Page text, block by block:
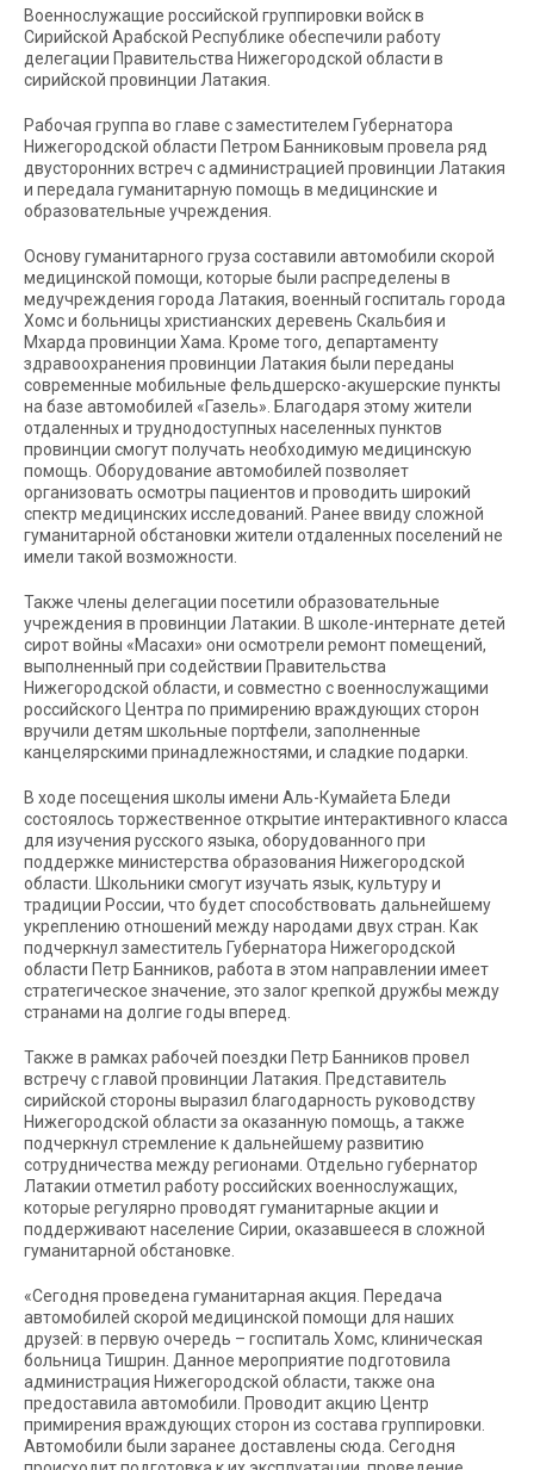
Военнослужащие российской группировки войск в
Сирийской Арабской Республике обеспечили работу
делегации Правительства Нижегородской области в
сирийской провинции Латакия.
Рабочая группа во главе с заместителем Губернатора
Нижегородской области Петром Банниковым провела ряд
двусторонних встреч с администрацией провинции Латакия
и передала гуманитарную помощь в медицинские и
образовательные учреждения.
Основу гуманитарного груза составили автомобили скорой
медицинской помощи, которые были распределены в
медучреждения города Латакия, военный госпиталь города
Хомс и больницы христианских деревень Скальбия и
Мхарда провинции Хама. Кроме того, департаменту
здравоохранения провинции Латакия были переданы
современные мобильные фельдшерско-акушерские пункты
на базе автомобилей «Газель». Благодаря этому жители
отдаленных и труднодоступных населенных пунктов
провинции смогут получать необходимую медицинскую
помощь. Оборудование автомобилей позволяет
организовать осмотры пациентов и проводить широкий
спектр медицинских исследований. Ранее ввиду сложной
гуманитарной обстановки жители отдаленных поселений не
имели такой возможности.
Также члены делегации посетили образовательные
учреждения в провинции Латакии. В школе-интернате детей
сирот войны «Масахи» они осмотрели ремонт помещений,
выполненный при содействии Правительства
Нижегородской области, и совместно с военнослужащими
российского Центра по примирению враждующих сторон
вручили детям школьные портфели, заполненные
канцелярскими принадлежностями, и сладкие подарки.
В ходе посещения школы имени Аль-Кумайета Бледи
состоялось торжественное открытие интерактивного класса
для изучения русского языка, оборудованного при
поддержке министерства образования Нижегородской
области. Школьники смогут изучать язык, культуру и
традиции России, что будет способствовать дальнейшему
укреплению отношений между народами двух стран. Как
подчеркнул заместитель Губернатора Нижегородской
области Петр Банников, работа в этом направлении имеет
стратегическое значение, это залог крепкой дружбы между
странами на долгие годы вперед.
Также в рамках рабочей поездки Петр Банников провел
встречу с главой провинции Латакия. Представитель
сирийской стороны выразил благодарность руководству
Нижегородской области за оказанную помощь, а также
подчеркнул стремление к дальнейшему развитию
сотрудничества между регионами. Отдельно губернатор
Латакии отметил работу российских военнослужащих,
которые регулярно проводят гуманитарные акции и
поддерживают население Сирии, оказавшееся в сложной
гуманитарной обстановке.
«Сегодня проведена гуманитарная акция. Передача
автомобилей скорой медицинской помощи для наших
друзей: в первую очередь – госпиталь Хомс, клиническая
больница Тишрин. Данное мероприятие подготовила
администрация Нижегородской области, также она
предоставила автомобили. Проводит акцию Центр
примирения враждующих сторон из состава группировки.
Автомобили были заранее доставлены сюда. Сегодня